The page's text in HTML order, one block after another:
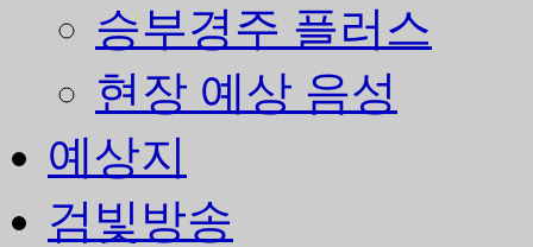
승부경주 플러스
현장 예상 음성
예상지
검빛방송